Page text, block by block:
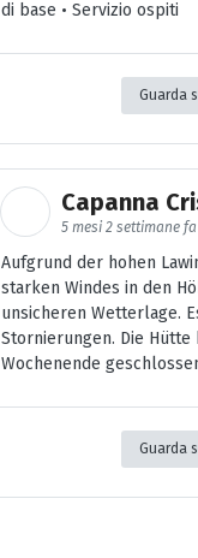
di base • Servizio ospiti
Guarda
Capanna
5 mesi 2 settimane fa
Aufgrund der hohen
starken Windes in den
unsicheren Wetterlage.
Stornierungen. Die
Wochenende
Guarda